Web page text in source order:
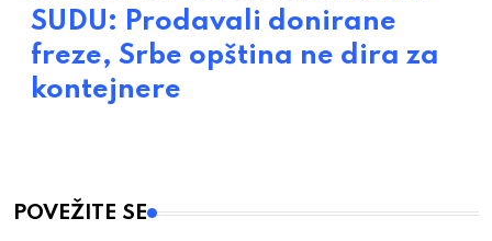
SUDU: Prodavali donirane
freze, Srbe opština ne dira za
kontejnere
POVEŽITE SE